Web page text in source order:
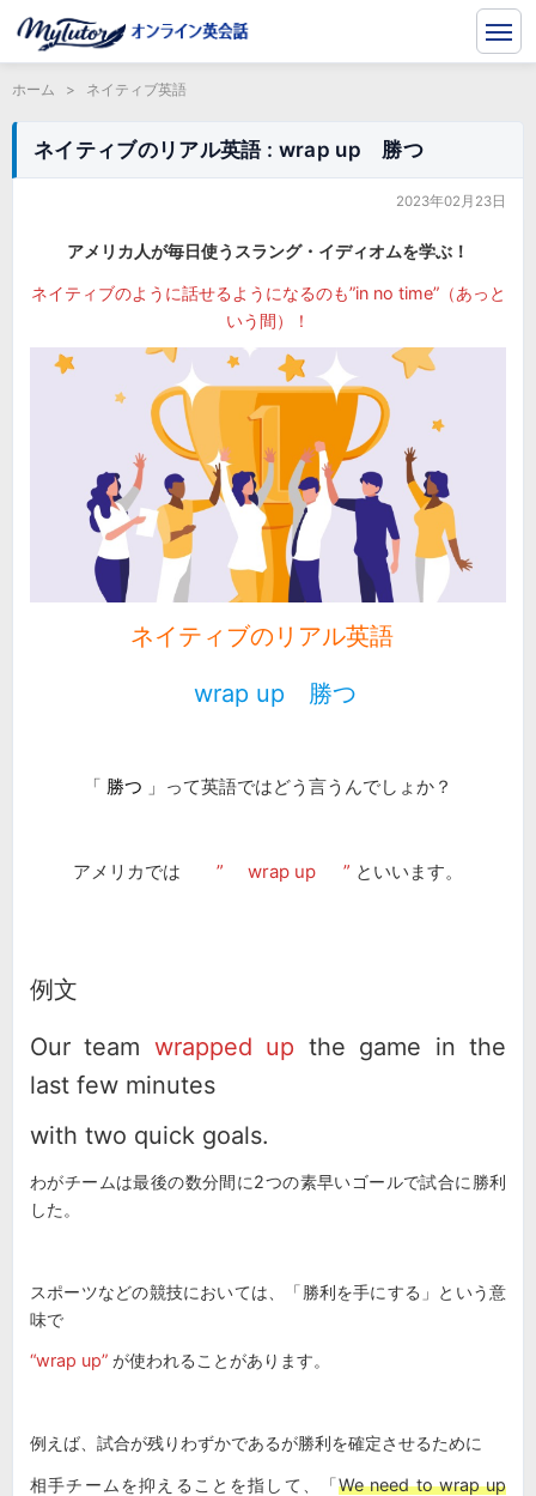
ホーム > ネイティブ英語
ネイティブのリアル英語 : wrap up 勝つ
2023年02月23日
アメリカ人が毎日使うスラング・イディオムを学ぶ！
ネイティブのように話せるようになるのも”in no time”（あっと
いう間）！
ネイティブのリアル英語
wrap up 勝つ
「 勝つ 」って英語ではどう言うんでしょか？
アメリカでは ” wrap up ” といいます。
例文
Our team wrapped up the game in the
last few minutes
with two quick goals.
わがチームは最後の数分間に2つの素早いゴールで試合に勝利
した。
スポーツなどの競技においては、「勝利を手にする」という意
味で
“wrap up” が使われることがあります。
例えば、試合が残りわずかであるが勝利を確定させるために
相手チームを抑えることを指して、「We need to wrap up